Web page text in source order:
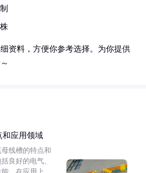
资料，方便你参考选择。为你提供
和应用领域
线槽的特点和
良好的电气、